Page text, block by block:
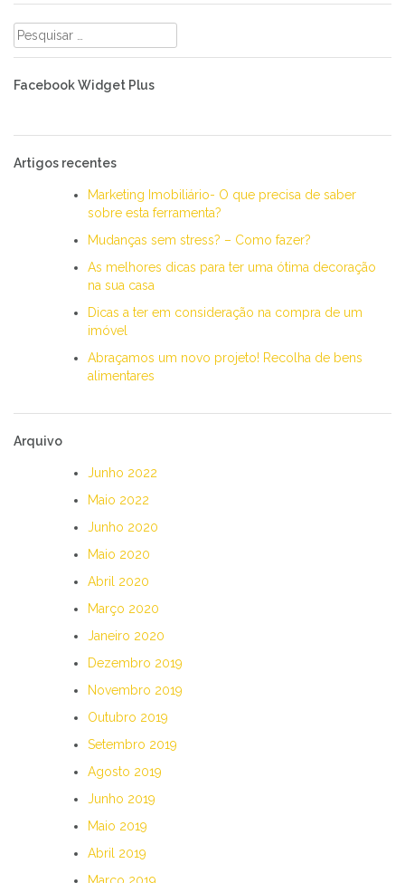
Pesquisar
por:
Facebook Widget Plus
Artigos recentes
Marketing Imobiliário- O que precisa de saber
sobre esta ferramenta?
Mudanças sem stress? – Como fazer?
As melhores dicas para ter uma ótima decoração
na sua casa
Dicas a ter em consideração na compra de um
imóvel
Abraçamos um novo projeto! Recolha de bens
alimentares
Arquivo
Junho 2022
Maio 2022
Junho 2020
Maio 2020
Abril 2020
Março 2020
Janeiro 2020
Dezembro 2019
Novembro 2019
Outubro 2019
Setembro 2019
Agosto 2019
Junho 2019
Maio 2019
Abril 2019
Março 2019